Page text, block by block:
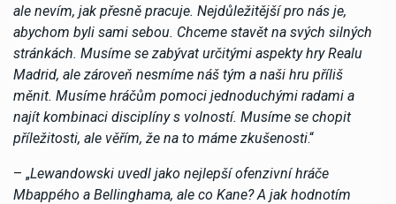
ale nevím, jak přesně pracuje. Nejdůležitější pro nás je,
abychom byli sami sebou. Chceme stavět na svých silných
stránkách. Musíme se zabývat určitými aspekty hry Realu
Madrid, ale zároveň nesmíme náš tým a naši hru příliš
měnit. Musíme hráčům pomoci jednoduchými radami a
najít kombinaci disciplíny s volností. Musíme se chopit
příležitosti, ale věřím, že na to máme zkušenosti.“
– „Lewandowski uvedl jako nejlepší ofenzivní hráče
Mbappého a Bellinghama, ale co Kane? A jak hodnotím